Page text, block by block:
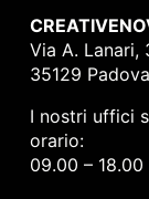
Via A. Lanari,
35129 Padova
I nostri uffici
orario:
09.00 – 18.00